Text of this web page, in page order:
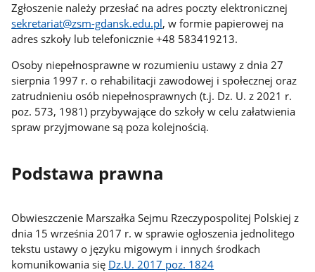
Zgłoszenie należy przesłać na adres poczty elektronicznej
sekretariat@zsm-gdansk.edu.pl, w formie papierowej na
adres szkoły lub telefonicznie +48 583419213.
Osoby niepełnosprawne w rozumieniu ustawy z dnia 27
sierpnia 1997 r. o rehabilitacji zawodowej i społecznej oraz
zatrudnieniu osób niepełnosprawnych (t.j. Dz. U. z 2021 r.
poz. 573, 1981) przybywające do szkoły w celu załatwienia
spraw przyjmowane są poza kolejnością.
Podstawa prawna
Obwieszczenie Marszałka Sejmu Rzeczypospolitej Polskiej z
dnia 15 września 2017 r. w sprawie ogłoszenia jednolitego
tekstu ustawy o języku migowym i innych środkach
komunikowania się Dz.U. 2017 poz. 1824